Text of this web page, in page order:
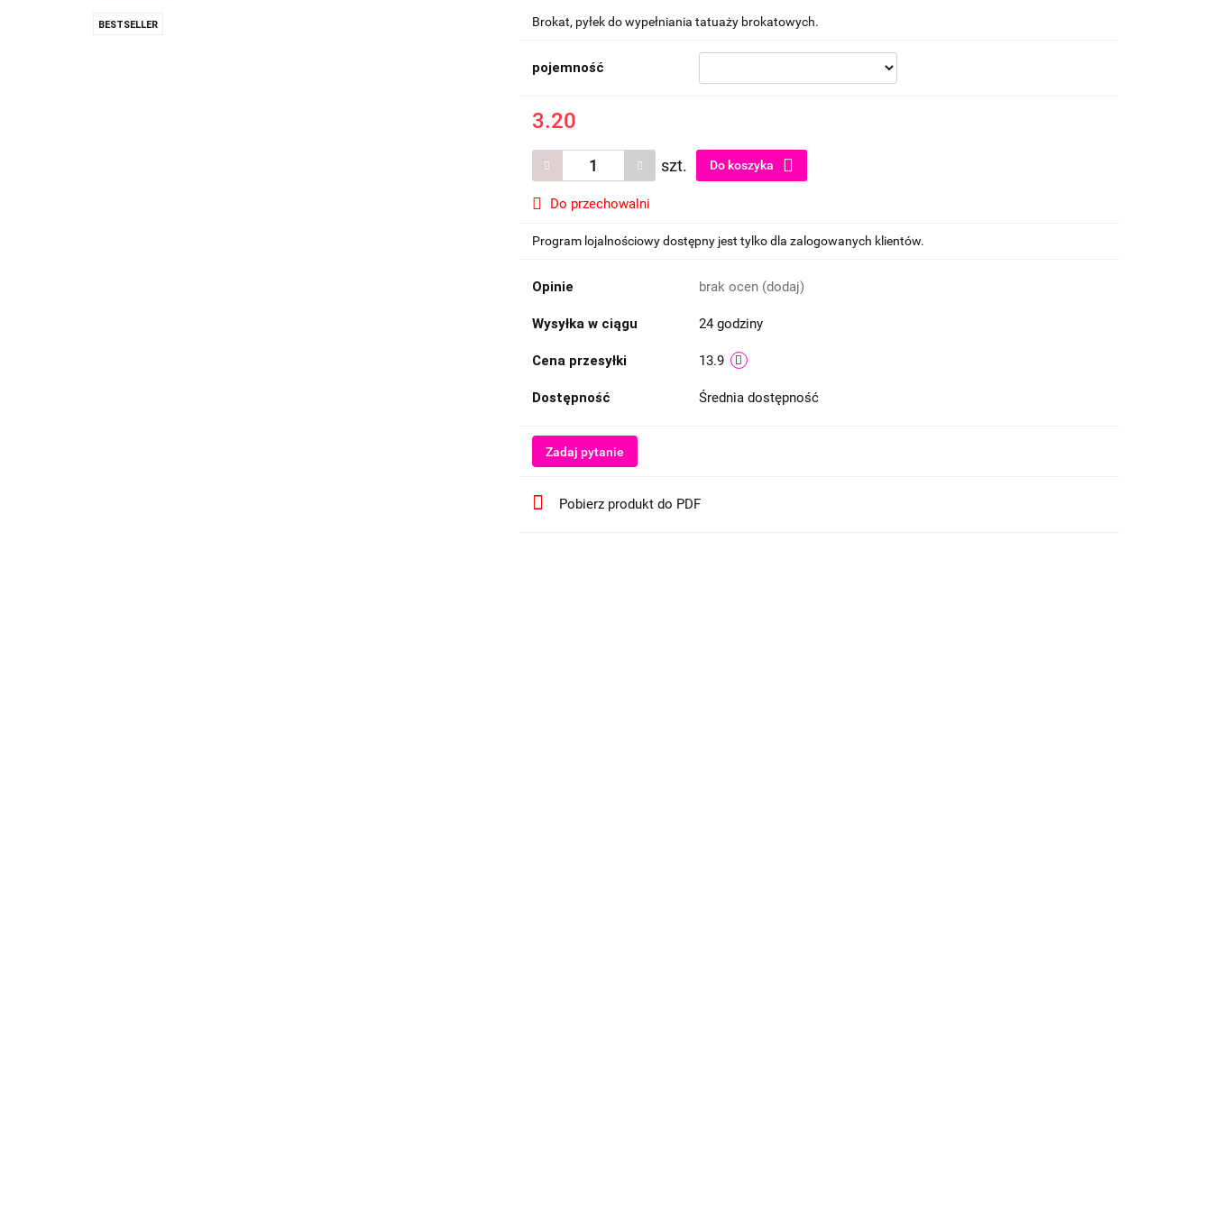
BESTSELLER Brokat, pyłek do wypełniania tatuaży brokatowych.
pojemność
3.20
szt. Do koszyka
Do przechowalni
Program lojalnościowy dostępny jest tylko dla zalogowanych klientów.
Opinie brak ocen (dodaj)
Wysyłka w ciągu 24 godziny
Cena przesyłki 13.9
Dostępność Średnia dostępność
Zadaj pytanie
Pobierz produkt do PDF